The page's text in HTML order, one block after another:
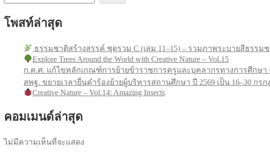
โพสท์ล่าสุด
ธรรมชาติสร้างสรรค์ ชุดรวม C (เล่ม 11–15) – รวมภาพระบายสีธรรม
Explore Trees Around the World with Creative Nature – Vol.15
ก.ค.ศ. แก้ไขหลักเกณฑ์การย้ายข้าราชการครูและบุคลากรทางการศึกษ
สพฐ. ขยายเวลายื่นคำร้องย้ายผู้บริหารสถานศึกษา ปี 2569 เป็น 16–30 ก
Creative Nature – Vol.14: Amazing Insects
คอมเมนด์ล่าสุด
ไม่มีความเห็นที่จะแสดง